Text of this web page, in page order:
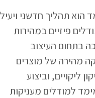
תהליך חדשני ויעיל
פיזיים במהירות
בתחום העיצוב
מהירה של מוצרים
ליקויים, וביצוע
למודלים מעניקות